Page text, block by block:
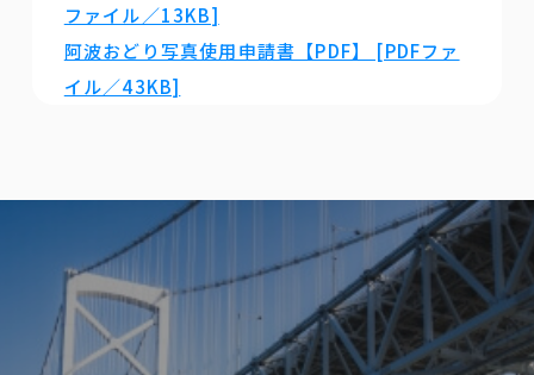
ファイル／13KB]
阿波おどり写真使用申請書【PDF】 [PDFファ
イル／43KB]